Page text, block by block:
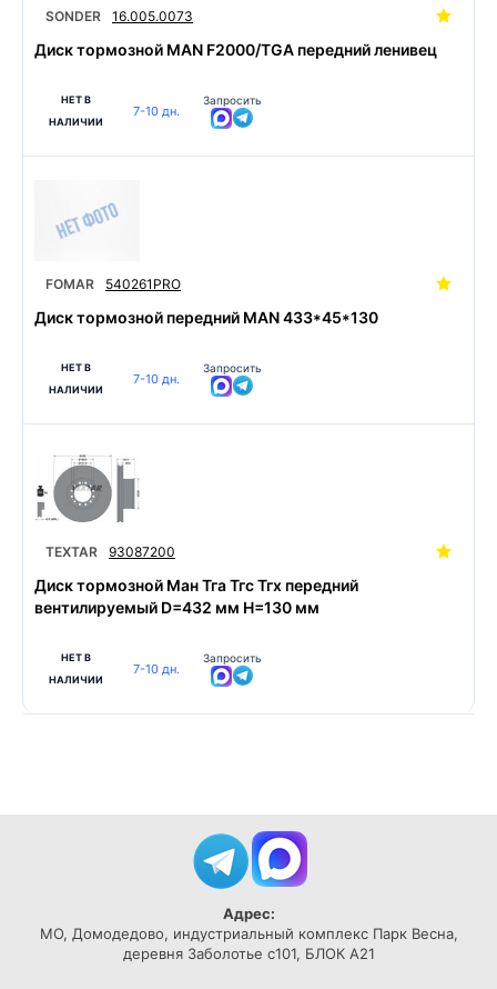
SONDER 16.005.0073
Диск тормозной MAN F2000/TGA передний ленивец
НЕТ В
НАЛИЧИИ
7-10 дн.
Запросить
FOMAR 540261PRO
Диск тормозной передний MAN 433*45*130
НЕТ В
НАЛИЧИИ
7-10 дн.
Запросить
TEXTAR 93087200
Диск тормозной Ман Тга Тгс Тгх передний
вентилируемый D=432 мм H=130 мм
НЕТ В
НАЛИЧИИ
7-10 дн.
Запросить
Адрес:
МО, Домодедово, индустриальный комплекс Парк Весна,
деревня Заболотье с101, БЛОК А21